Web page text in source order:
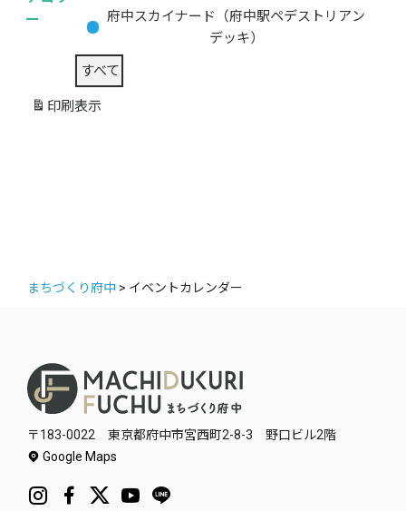
ー
カ
テ
ゴ
府中スカイナード（府中駅ペデストリアン
デッキ）
すべて
印刷 表示
まちづくり府中 > イベントカレンダー
〒183-0022 東京都府中市宮西町2-8-3 野口ビル2階
Google Maps